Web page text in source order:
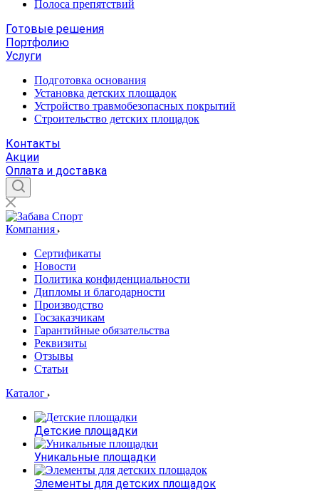
Полоса препятствий
Готовые решения
Портфолию
Услуги
Подготовка основания
Установка детских площадок
Устройство травмобезопасных покрытий
Строительство детских площадок
Контакты
Акции
Оплата и доставка
Компания
Сертификаты
Новости
Политика конфиденциальности
Дипломы и благодарности
Производство
Госзаказчикам
Гарантийные обязательства
Реквизиты
Отзывы
Статьи
Каталог
Детские площадки
Уникальные площадки
Элементы для детских площадок